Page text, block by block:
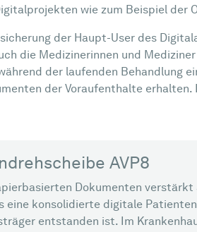
wie zum Beispiel
der Haupt-User des
die Medizinerinnen und
der laufenden Behandlung
der Voraufenthalte
AVP8
Dokumenten
eine konsolidierte digitale
entstanden ist. Im